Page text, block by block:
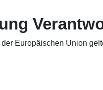
Europäischen Union